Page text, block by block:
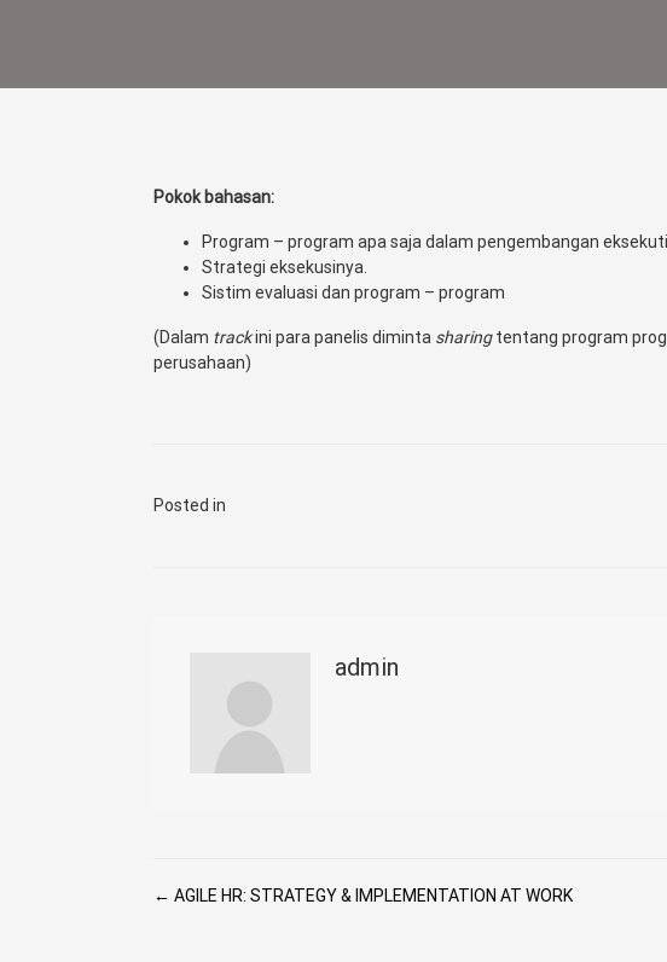
Pokok bahasan:
Program – program apa saja dalam pengembangan
Strategi eksekusinya.
Sistim evaluasi dan program – program
(Dalam trackini para panelis diminta sharingtentang program
perusahaan)
Posted in
admin
Post navigation
← AGILE HR: STRATEGY & IMPLEMENTATION AT WORK